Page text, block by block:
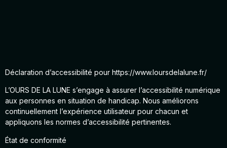
Déclaration d’accessibilité pour https://www.loursdelalune.fr/
L’OURS DE LA LUNE s’engage à assurer l’accessibilité numérique
aux personnes en situation de handicap. Nous améliorons
continuellement l’expérience utilisateur pour chacun et
appliquons les normes d’accessibilité pertinentes.
État de conformité